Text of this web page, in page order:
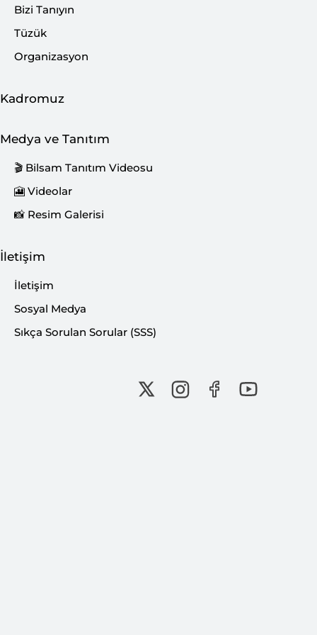
Bizi Tanıyın
Tüzük
Organizasyon
Kadromuz
Medya ve Tanıtım
🎬 Bilsam Tanıtım Videosu
🎦 Videolar
📸 Resim Galerisi
İletişim
İletişim
Sosyal Medya
Sıkça Sorulan Sorular (SSS)